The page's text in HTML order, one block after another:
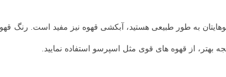
به طور طبیعی هستید، آبکشی قهوه نیز مفید است. رنگ
از قهوه های قوی مثل اسپرسو استفاده نمایید.